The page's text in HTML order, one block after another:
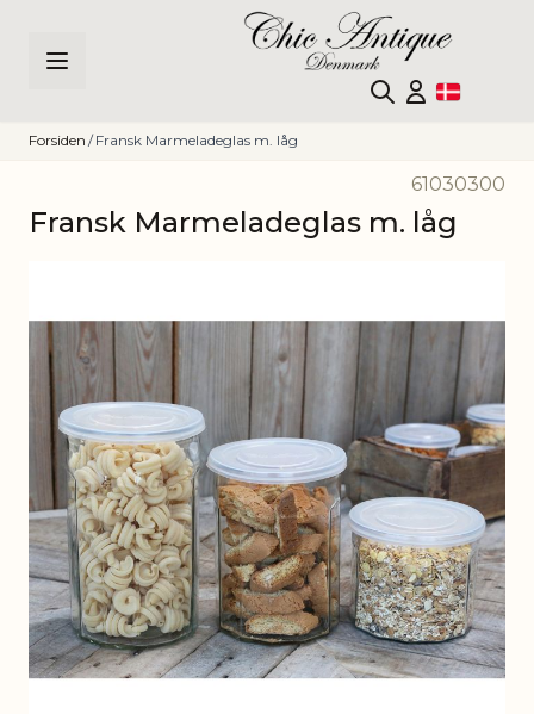
Forsiden / Fransk Marmeladeglas m. låg
61030300
Fransk Marmeladeglas m. låg